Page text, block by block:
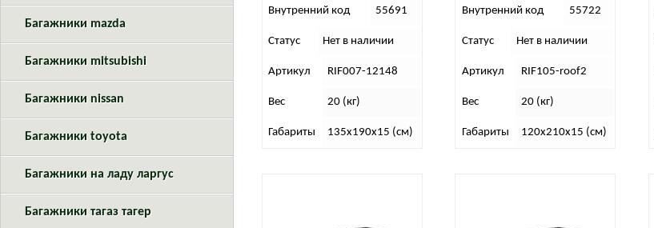
Внутренний код 55691
Статус Нет в наличии
Артикул RIF007-12148
Вес 20 (кг)
Габариты 135х190х15 (см)
Fortuner 6 опор
Внутренний код 55722
Статус Нет в наличии
Артикул RIF105-roof2
Вес 20 (кг)
Габариты 120х210х15 (см)
Багажники mazda
Багажники mitsubishi
Багажники nissan
Багажники toyota
Багажники на ладу ларгус
Багажники тагаз тагер